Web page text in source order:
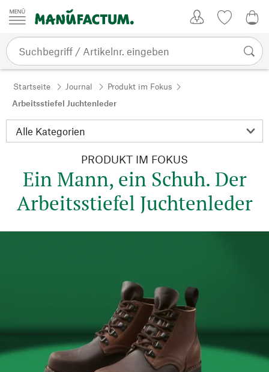
Zum Inhalt springen
Startseite Journal
Produkt im Fokus
Arbeitsstiefel Juchtenleder
PRODUKT IM FOKUS
Ein Mann, ein Schuh. Der
Arbeitsstiefel Juchtenleder